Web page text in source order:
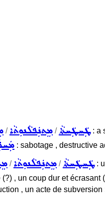
/ܡܸܬܢܲܦܠܵܢܘܼܬܵܐ /ܛܲܚܛܲܚܬܵܐ: a
: sabotage , destructive
/ܡܸܬܢܲܦܠܵܢܘܼܬܵܐ /ܛܲܚܛܲܚܬܵܐ:
, un coup dur et écrasant
, un acte de subversion